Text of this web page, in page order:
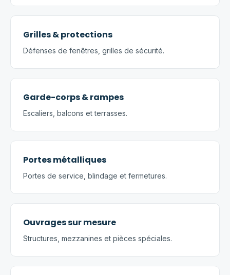
Grilles & protections
Défenses de fenêtres, grilles de sécurité.
Garde-corps & rampes
Escaliers, balcons et terrasses.
Portes métalliques
Portes de service, blindage et fermetures.
Ouvrages sur mesure
Structures, mezzanines et pièces spéciales.